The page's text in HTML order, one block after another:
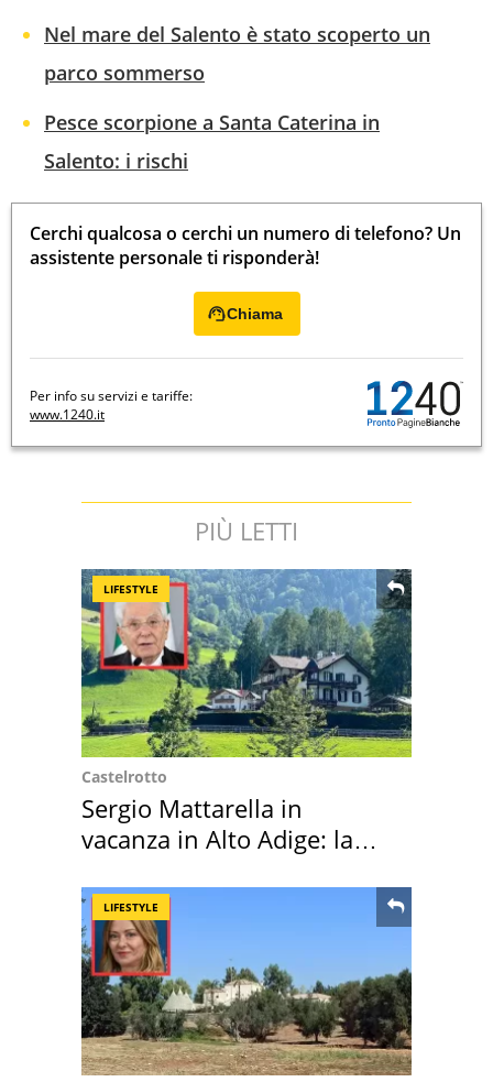
Nel mare del Salento è stato scoperto un
parco sommerso
Pesce scorpione a Santa Caterina in
Salento: i rischi
Cerchi qualcosa o cerchi un numero di telefono? Un
assistente personale ti risponderà!
Chiama
Per info su servizi e tariffe:
www.1240.it
PIÙ LETTI
LIFESTYLE
Castelrotto
Sergio Mattarella in
vacanza in Alto Adige: la
LIFESTYLE